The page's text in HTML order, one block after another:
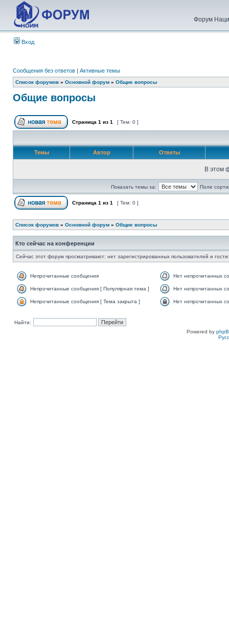
Форум
Вход
Сообщения без ответов | Активные темы
Список форумов » Основной форум » Общие вопросы
Общие вопросы
Страница 1 из 1 [ Тем: 0 ]
Темы Автор Ответы
В этом
Показать темы за: Поле
Страница 1 из 1 [ Тем: 0 ]
Список форумов » Основной форум » Общие вопросы
Кто сейчас на конференции
Сейчас этот форум просматривают: нет зарегистрированных пользователей и
Непрочитанные сообщения Нет непрочитанных
Непрочитанные сообщения [ Популярная тема ] Нет непрочитанных
Непрочитанные сообщения [ Тема закрыта ] Нет непрочитанных
Найти:
Powered by